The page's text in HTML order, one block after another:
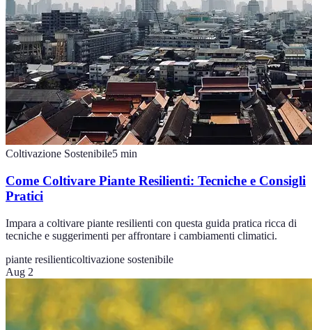
Coltivazione Sostenibile5 min
Come Coltivare Piante Resilienti: Tecniche e Consigli
Pratici
Impara a coltivare piante resilienti con questa guida pratica ricca di
tecniche e suggerimenti per affrontare i cambiamenti climatici.
piante resilienticoltivazione sostenibile
Aug 2